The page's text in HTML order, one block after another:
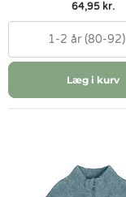
64,95 kr.
1-2 år (80-92)
Læg i kurv